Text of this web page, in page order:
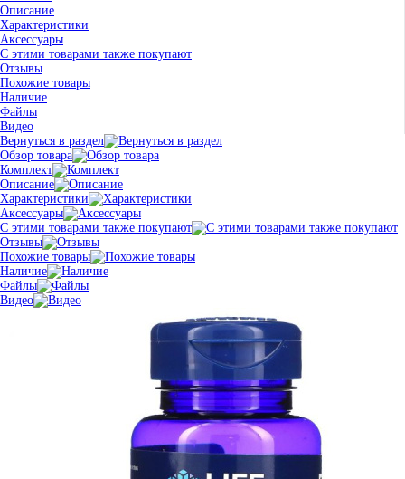
Описание
Характеристики
Аксессуары
С этими товарами также покупают
Отзывы
Похожие товары
Наличие
Файлы
Видео
Вернуться в раздел
Обзор товара
Комплект
Описание
Характеристики
Аксессуары
С этими товарами также покупают
Отзывы
Похожие товары
Наличие
Файлы
Видео